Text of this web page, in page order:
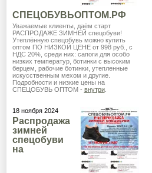
СПЕЦОБУВЬОПТОМ.РФ
Уважаемые клиенты, даём старт
РАСПРОДАЖЕ ЗИМНЕЙ спецобуви!
Утеплённую спецобувь можно купить
оптом ПО НИЗКОЙ ЦЕНЕ от 998 руб., с
НДС 20%, среди них: сапоги для особо
низких температур, ботинки с высоким
берцем, рабочие ботинки, утепленные
искусственным мехом и другие.
Подробности и низкие цены на
СПЕЦОБУВЬ ОПТОМ - внутри.
18 ноября 2024
Распродажа
зимней
спецобуви
на